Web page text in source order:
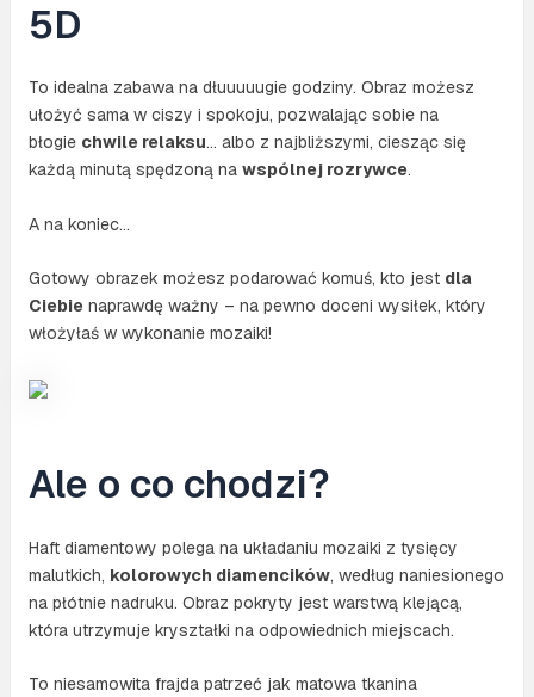
5D
To idealna zabawa na dłuuuuugie godziny. Obraz możesz
ułożyć sama w ciszy i spokoju, pozwalając sobie na
błogie chwile relaksu… albo z najbliższymi, ciesząc się
każdą minutą spędzoną na wspólnej rozrywce.
A na koniec…
Gotowy obrazek możesz podarować komuś, kto jest dla
Ciebie naprawdę ważny – na pewno doceni wysiłek, który
włożyłaś w wykonanie mozaiki!
Ale o co chodzi?
Haft diamentowy polega na układaniu mozaiki z tysięcy
malutkich, kolorowych diamencików, według naniesionego
na płótnie nadruku. Obraz pokryty jest warstwą klejącą,
która utrzymuje kryształki na odpowiednich miejscach.
To niesamowita frajda patrzeć jak matowa tkanina